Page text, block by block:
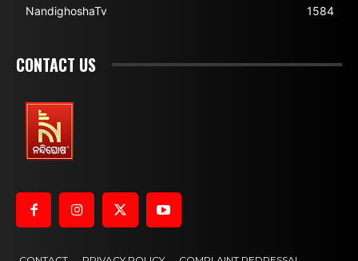
NandighoshaTv
1584
CONTACT US